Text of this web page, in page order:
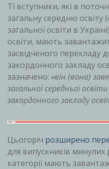
Ті вступники, які в
загальну середню освіту
загальної освіти в
освіти, мають
засвідченого перекладу
закордонного закладу
зазначено: «він (вона)
загальної середньої
закордонного закладу
Цьогоріч розширено
для випускників минулих
категорії мають